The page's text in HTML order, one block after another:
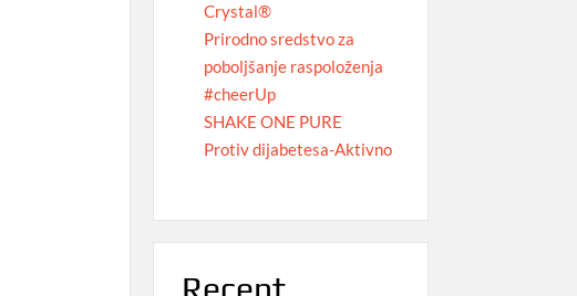
Crystal®
Prirodno sredstvo za
poboljšanje raspoloženja
#cheerUp
SHAKE ONE PURE
Protiv dijabetesa-Aktivno